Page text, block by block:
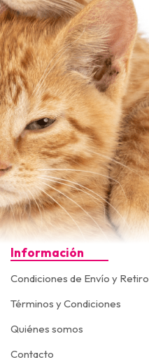
Información
Condiciones de Envío y Retiro
Términos y Condiciones
Quiénes somos
Contacto